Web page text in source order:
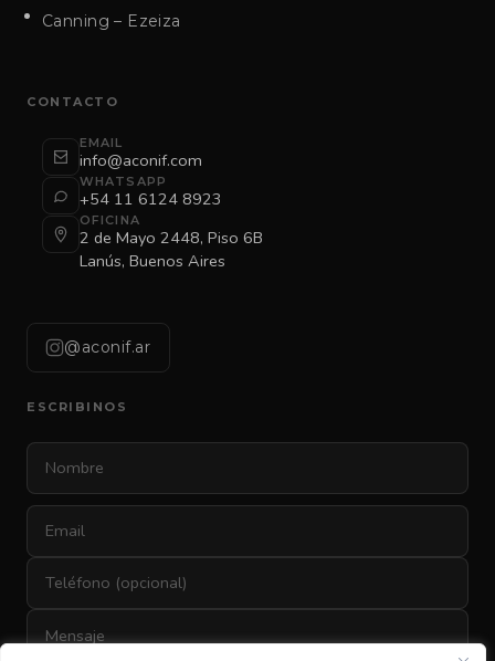
Canning – Ezeiza
CONTACTO
EMAIL
info@aconif.com
WHATSAPP
+54 11 6124 8923
OFICINA
2 de Mayo 2448, Piso 6B
Lanús, Buenos Aires
@aconif.ar
ESCRIBINOS